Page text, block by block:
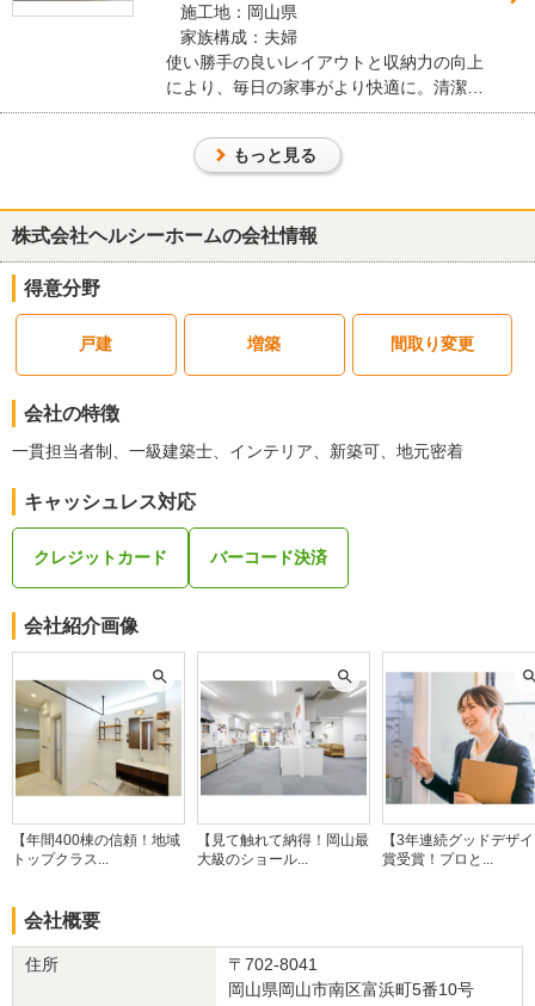
つつ、建物全体を長持ちさせる施工となっ
ています。
施工地：岡山県
家族構成：夫婦
使い勝手の良いレイアウトと収納力の向上
により、毎日の家事がより快適に。清潔感
のある明るい空間へと生まれ変わりまし
た。 コンパクトな動線で作業効率が良く、
調理から片付けまでスムーズに。日々の家
た。
もっと見る
株式会社ヘルシーホームの会社情報
得意分野
戸建 増築 間取り変更
会社の特徴
一貫担当者制、一級建築士、インテリア、新築可、地元密着
キャッシュレス対応
クレジットカード バーコード決済
会社紹介画像
【年間400棟の信頼！地域
トップクラス...
【見て触れて納得！岡山最
大級のショール...
【3年連続グッドデザ
賞受賞！プロと...
会社概要
住所
〒702-8041
岡山県岡山市南区富浜町5番10号